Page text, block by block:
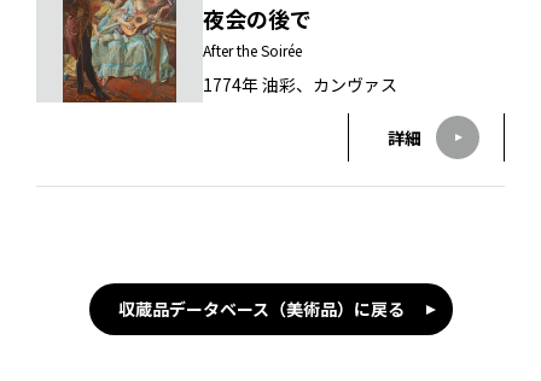
夜会の後で
After the Soirée
1774年 油彩、カンヴァス
詳細
収蔵品データベース（美術品）に戻る